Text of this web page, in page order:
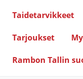
Taidetarvikkeet
Tarjoukset
Rambon Tallin